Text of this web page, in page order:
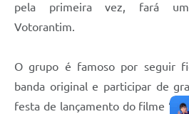
pela primeira vez, fará
Votorantim.
O grupo é famoso por seguir
banda original e participar de
festa de lançamento do filme